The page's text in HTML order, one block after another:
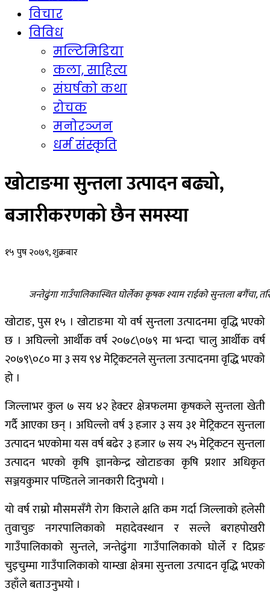
विचार
विविध
मल्टिमिडिया
कला, साहित्य
संघर्षको कथा
रोचक
मनोरञ्जन
धर्म संस्कृति
खोटाङमा सुन्तला उत्पादन बढ्यो,
बजारीकरणको छैन समस्या
१५ पुष २०७९, शुक्रबार
जन्तेढुंगा गाउँपालिकास्थित घोर्लेका कृषक श्याम राईको सुन्तला बगैँचा,
खोटाङ, पुस १५ । खोटाङमा यो वर्ष सुन्तला उत्पादनमा वृद्धि भएको
छ । अघिल्लो आर्थीक वर्ष २०७८\०७९ मा भन्दा चालु आर्थीक वर्ष
२०७९\०८० मा ३ सय ९४ मेट्रिकटनले सुन्तला उत्पादनमा वृद्धि भएको
हो ।
जिल्लाभर कुल ७ सय ४२ हेक्टर क्षेत्रफलमा कृषकले सुन्तला खेती
गर्दै आएका छन् । अघिल्लो वर्ष ३ हजार ३ सय ३१ मेट्रिकटन सुन्तला
उत्पादन भएकोमा यस वर्ष बढेर ३ हजार ७ सय २५ मेट्रिकटन सुन्तला
उत्पादन भएको कृषि ज्ञानकेन्द्र खोटाङका कृषि प्रशार अधिकृत
सञ्जयकुमार पण्डितले जानकारी दिनुभयो ।
यो वर्ष राम्रो मौसमसँगै रोग किराले क्षति कम गर्दा जिल्लाको हलेसी
तुवाचुङ नगरपालिकाको महादेवस्थान र सल्ले बराहपोखरी
गाउँपालिकाको सुन्तले, जन्तेढुंगा गाउँपालिकाको घोर्ले र दिप्रङ
चुइचुम्मा गाउँपालिकाको याम्खा क्षेत्रमा सुन्तला उत्पादन वृद्धि भएको
उहाँले बताउनुभयो ।